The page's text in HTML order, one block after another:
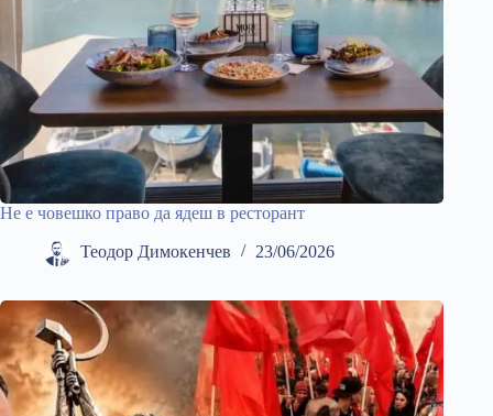
Не е човешко право да ядеш в ресторант
Теодор Димокенчев 23/06/2026